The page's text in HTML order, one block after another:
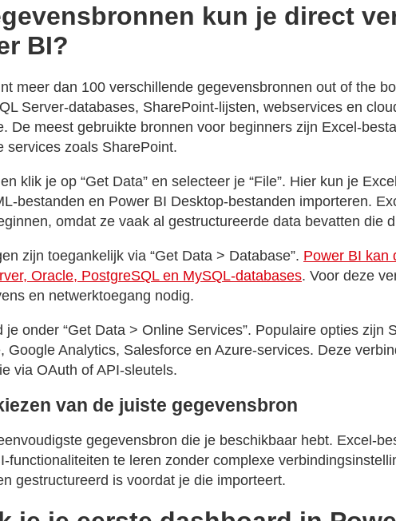
kun je direct
BI?
meer dan 100 verschillende gegevensbronnen out of the
Server-databases, SharePoint-lijsten, webservices en
De meest gebruikte bronnen voor beginners zijn Excel-
services zoals SharePoint.
klik je op “Get Data” en selecteer je “File”. Hier kun je
bestanden en Power BI Desktop-bestanden importeren.
omdat ze vaak al gestructureerde data bevatten die
zijn toegankelijk via “Get Data > Database”. Power BI kan
Oracle, PostgreSQL en MySQL-databases. Voor deze
en netwerktoegang nodig.
je onder “Get Data > Online Services”. Populaire opties zijn
Google Analytics, Salesforce en Azure-services. Deze
via OAuth of API-sleutels.
van de juiste gegevensbron
gegevensbron die je beschikbaar hebt. Excel-
functionaliteiten te leren zonder complexe
gestructureerd is voordat je die importeert.